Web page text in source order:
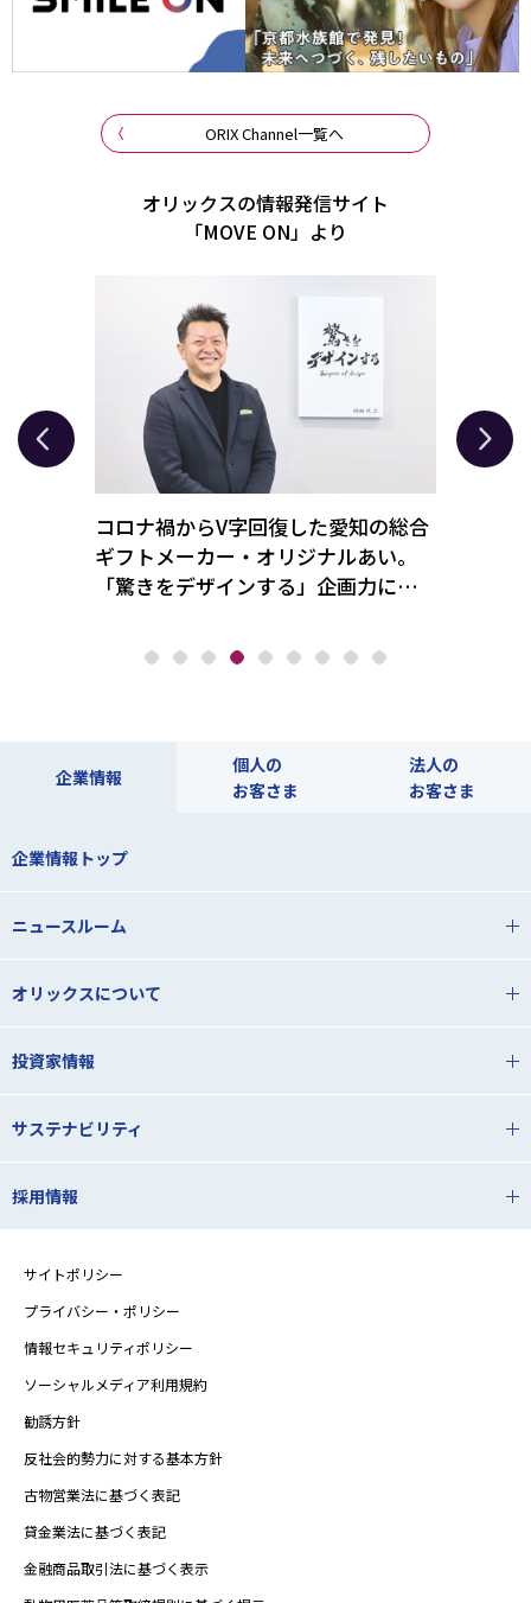
ORIX Channel一覧へ
オリックスの情報発信サイト
「MOVE ON」より
コロナ禍からV字回復した愛知の総合
ギフトメーカー・オリジナルあい。
「驚きをデザインする」企画力に迫
企業情報
個人の
お客さま
法人の
お客さま
企業情報トップ
ニュースルーム
オリックスについて
投資家情報
サステナビリティ
採用情報
サイトポリシー
プライバシー・ポリシー
情報セキュリティポリシー
ソーシャルメディア利用規約
勧誘方針
反社会的勢力に対する基本方針
古物営業法に基づく表記
貸金業法に基づく表記
金融商品取引法に基づく表示